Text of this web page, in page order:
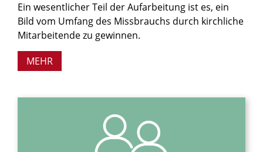
Ein wesentlicher Teil der Aufarbeitung ist es, ein
Bild vom Umfang des Missbrauchs durch kirchliche
Mitarbeitende zu gewinnen.
MEHR